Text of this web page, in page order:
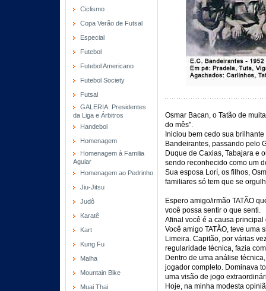
Ciclismo
Copa Verão de Futsal
Especial
Futebol
Futebol Americano
Futebol Society
Futsal
GALERIA: Presidentes
da Liga e Árbitros
Handebol
Homenagem
Homenagem à Familia
Aguiar
Homenagem ao Pedrinho
Jiu-Jitsu
Judô
Karatê
Kart
Kung Fu
Malha
Mountain Bike
Muai Thai
Osmar Bacan, o Tatão de
do mês".
Iniciou bem cedo sua
Bandeirantes, passando pelo
Duque de Caxias, Tabajara e
sendo reconhecido como um
Sua esposa Lorí, os filhos,
familiares só tem que se
Espero amigo/irmão TATÃO
você possa sentir o que senti.
Afinal você é a causa
Você amigo TATÃO, teve uma
Limeira. Capitão, por várias
regularidade técnica, fazia
Dentro de uma análise
jogador completo. Dominava
uma visão de jogo
Hoje, na minha modesta